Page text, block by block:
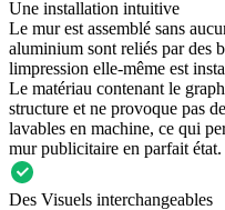
Une installation intuitive
Le mur est assemblé sans
aluminium sont reliés par des
limpression elle-même est
Le matériau contenant le
structure et ne provoque pas
lavables en machine, ce qui
mur publicitaire en parfait état.
Des Visuels interchangeables